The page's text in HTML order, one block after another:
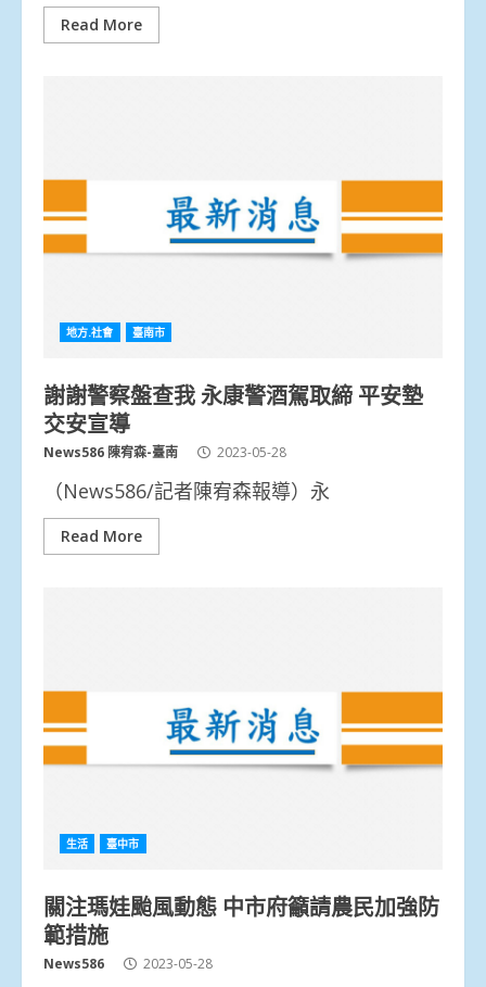
Read More
地方.社會 臺南市
謝謝警察盤查我 永康警酒駕取締 平安墊
交安宣導
News586 陳宥森-臺南 2023-05-28
（News586/記者陳宥森報導）永
Read More
生活 臺中市
關注瑪娃颱風動態 中市府籲請農民加強防
範措施
News586 2023-05-28